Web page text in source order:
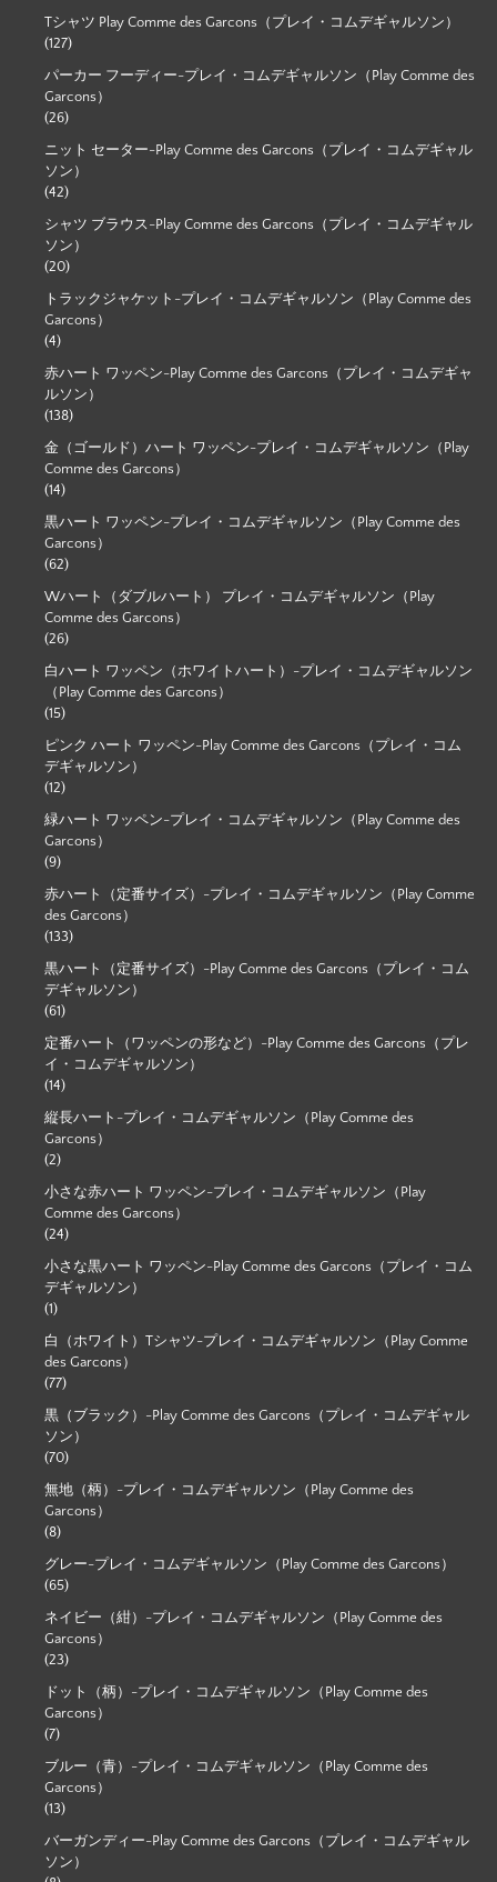
Tシャツ Play Comme des Garcons（プレイ・コムデギャルソン）
(127)
パーカー フーディー-プレイ・コムデギャルソン（Play Comme des
Garcons）
(26)
ニット セーター-Play Comme des Garcons（プレイ・コムデギャル
ソン）
(42)
シャツ ブラウス-Play Comme des Garcons（プレイ・コムデギャル
ソン）
(20)
トラックジャケット-プレイ・コムデギャルソン（Play Comme des
Garcons）
(4)
赤ハート ワッペン-Play Comme des Garcons（プレイ・コムデギャ
ルソン）
(138)
金（ゴールド）ハート ワッペン-プレイ・コムデギャルソン（Play
Comme des Garcons）
(14)
黒ハート ワッペン-プレイ・コムデギャルソン（Play Comme des
Garcons）
(62)
Wハート（ダブルハート） プレイ・コムデギャルソン（Play
Comme des Garcons）
(26)
白ハート ワッペン（ホワイトハート）-プレイ・コムデギャルソン
（Play Comme des Garcons）
(15)
ピンク ハート ワッペン-Play Comme des Garcons（プレイ・コム
デギャルソン）
(12)
緑ハート ワッペン-プレイ・コムデギャルソン（Play Comme des
Garcons）
(9)
赤ハート（定番サイズ）-プレイ・コムデギャルソン（Play Comme
des Garcons）
(133)
黒ハート（定番サイズ）-Play Comme des Garcons（プレイ・コム
デギャルソン）
(61)
定番ハート（ワッペンの形など）-Play Comme des Garcons（プレ
イ・コムデギャルソン）
(14)
縦長ハート-プレイ・コムデギャルソン（Play Comme des
Garcons）
(2)
小さな赤ハート ワッペン-プレイ・コムデギャルソン（Play
Comme des Garcons）
(24)
小さな黒ハート ワッペン-Play Comme des Garcons（プレイ・コム
デギャルソン）
(1)
白（ホワイト）Tシャツ-プレイ・コムデギャルソン（Play Comme
des Garcons）
(77)
黒（ブラック）-Play Comme des Garcons（プレイ・コムデギャル
ソン）
(70)
無地（柄）-プレイ・コムデギャルソン（Play Comme des
Garcons）
(8)
グレー-プレイ・コムデギャルソン（Play Comme des Garcons）
(65)
ネイビー（紺）-プレイ・コムデギャルソン（Play Comme des
Garcons）
(23)
ドット（柄）-プレイ・コムデギャルソン（Play Comme des
Garcons）
(7)
ブルー（青）-プレイ・コムデギャルソン（Play Comme des
Garcons）
(13)
バーガンディー-Play Comme des Garcons（プレイ・コムデギャル
ソン）